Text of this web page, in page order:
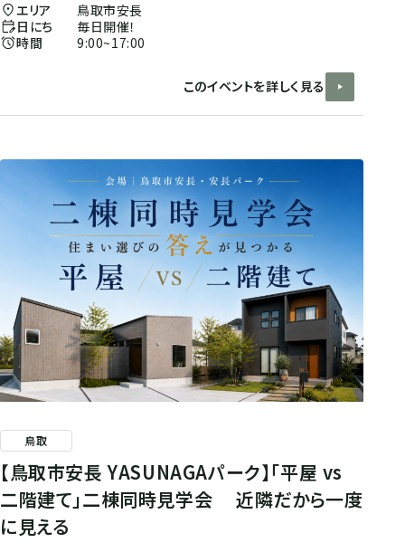
エリア
鳥取市安長
日にち
毎日開催！
時間
9:00~17:00
このイベントを詳しく見る
鳥取
【鳥取市安長 YASUNAGAパーク】「平屋 vs
二階建て」二棟同時見学会 近隣だから一度
に見える